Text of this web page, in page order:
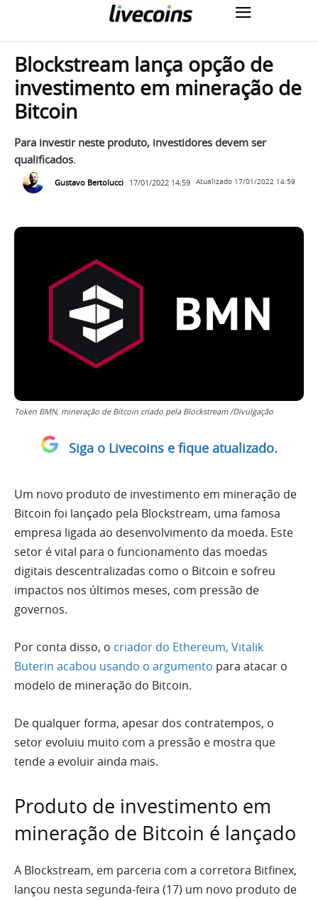
Blockstream lança opção de
investimento em mineração de
Bitcoin
Para investir neste produto, investidores devem ser
qualificados.
Gustavo Bertolucci 17/01/2022 14:59 Atualizado 17/01/2022 14:59
Token BMN, mineração de Bitcoin criado pela Blockstream /Divulgação
Siga o Livecoins e fique atualizado.
Um novo produto de investimento em mineração de
Bitcoin foi lançado pela Blockstream, uma famosa
empresa ligada ao desenvolvimento da moeda. Este
setor é vital para o funcionamento das moedas
digitais descentralizadas como o Bitcoin e sofreu
impactos nos últimos meses, com pressão de
governos.
Por conta disso, o criador do Ethereum, Vitalik
Buterin acabou usando o argumento para atacar o
modelo de mineração do Bitcoin.
De qualquer forma, apesar dos contratempos, o
setor evoluiu muito com a pressão e mostra que
tende a evoluir ainda mais.
Produto de investimento em
mineração de Bitcoin é lançado
A Blockstream, em parceria com a corretora Bitfinex,
lançou nesta segunda-feira (17) um novo produto de